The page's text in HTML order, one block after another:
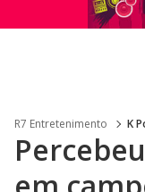
R7 Entretenimento K